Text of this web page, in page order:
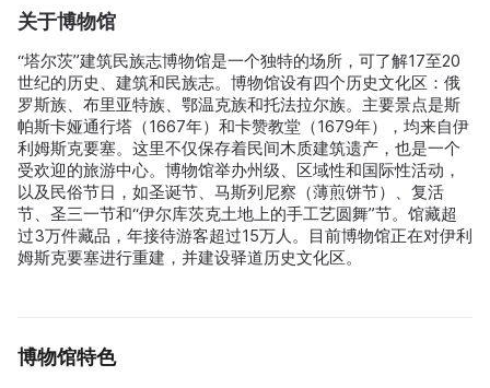
关于博物馆
“塔尔茨”建筑民族志博物馆是一个独特的场所，可了解17至20
世纪的历史、建筑和民族志。博物馆设有四个历史文化区：俄
罗斯族、布里亚特族、鄂温克族和托法拉尔族。主要景点是斯
帕斯卡娅通行塔（1667年）和卡赞教堂（1679年），均来自伊
利姆斯克要塞。这里不仅保存着民间木质建筑遗产，也是一个
受欢迎的旅游中心。博物馆举办州级、区域性和国际性活动，
以及民俗节日，如圣诞节、马斯列尼察（薄煎饼节）、复活
节、圣三一节和“伊尔库茨克土地上的手工艺圆舞”节。馆藏超
过3万件藏品，年接待游客超过15万人。目前博物馆正在对伊利
姆斯克要塞进行重建，并建设驿道历史文化区。
博物馆特色